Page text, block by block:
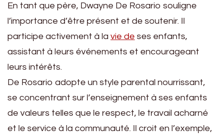
En tant que père, Dwayne De Rosario souligne
l’importance d’être présent et de soutenir. Il
participe activement à la vie de ses enfants,
assistant à leurs événements et encourageant
leurs intérêts.
De Rosario adopte un style parental nourrissant,
se concentrant sur l’enseignement à ses enfants
de valeurs telles que le respect, le travail acharné
et le service à la communauté. Il croit en l’exemple,